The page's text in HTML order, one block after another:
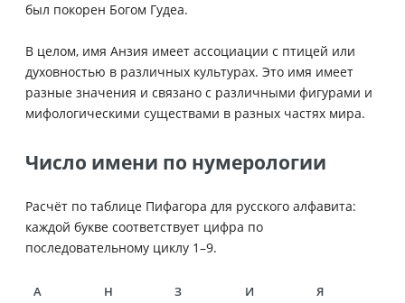
был покорен Богом Гудеа.
В целом, имя Анзия имеет ассоциации с птицей или
духовностью в различных культурах. Это имя имеет
разные значения и связано с различными фигурами и
мифологическими существами в разных частях мира.
Число имени по нумерологии
Расчёт по таблице Пифагора для русского алфавита:
каждой букве соответствует цифра по
последовательному циклу 1–9.
А Н З И Я